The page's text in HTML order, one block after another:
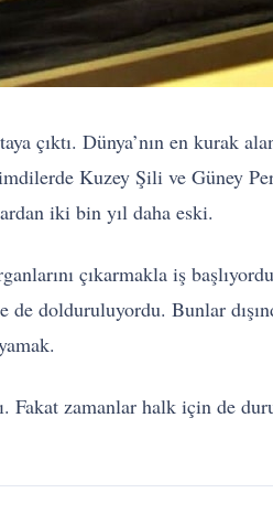
çıktı. Dünya’nın en kurak
Kuzey Şili ve Güney
iki bin yıl daha eski.
çıkarmakla iş
dolduruluyordu. Bunlar
Fakat zamanlar halk için de